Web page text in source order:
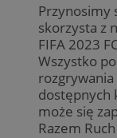
Przynosimy
skorzysta z
FIFA 2023
Wszystko
dostępnych
może się
Razem